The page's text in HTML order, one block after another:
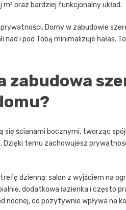
oraz bardziej funkcjonalny układ.
Domy w zabudowie
nad i pod Tobą minimalizuje hałas.
zabudowa
się ścianami bocznymi, tworząc
Dzięki temu zachowujesz
dzienną: salon z wyjściem na
dodatkowa łazienka i często
nocnej, co pozytywnie wpływa na